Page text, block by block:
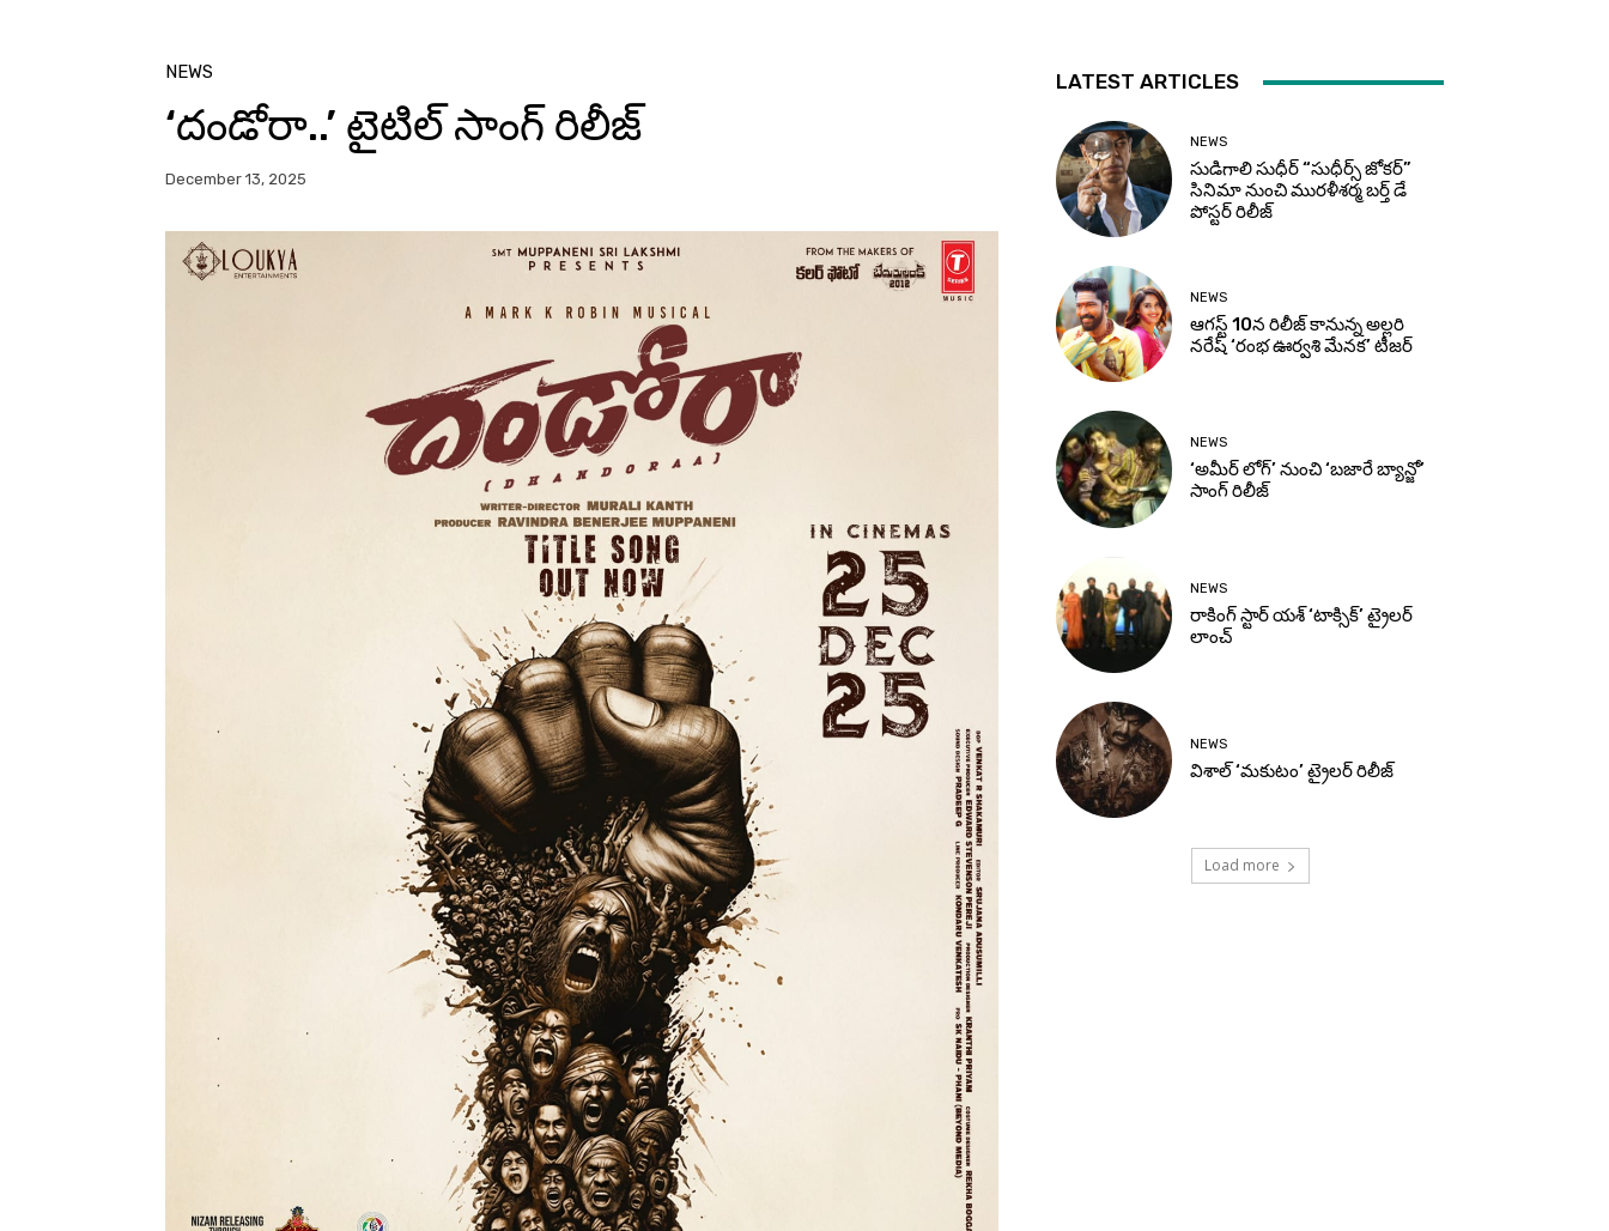
NEWS
‘దండోరా..’ టైటిల్ సాంగ్ రిలీజ్
December 13, 2025
LATEST ARTICLES
NEWS
సుడిగాలి సుధీర్ “సుధీర్స్ జోకర్”
సినిమా నుంచి మురళీశర్మ బర్త్ డే
పోస్టర్ రిలీజ్
NEWS
ఆగస్ట్ 10న రిలీజ్ కానున్న అల్లరి
నరేష్ ‘రంభ ఊర్వశి మేనక’ టీజర్
NEWS
‘అమీర్ లోగ్’ నుంచి ‘బజారే బ్యాన్జో’
సాంగ్ రిలీజ్
NEWS
రాకింగ్ స్టార్ యశ్ ‘టాక్సిక్’ ట్రైలర్
లాంచ్
NEWS
విశాల్ ‘మకుటం’ ట్రైలర్ రిలీజ్
Load more